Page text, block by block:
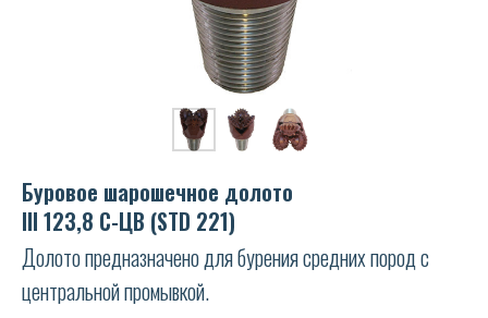
Буровое шарошечное долото
III 123,8 С-ЦВ (STD 221)
Долото предназначено для бурения средних пород с
центральной промывкой.